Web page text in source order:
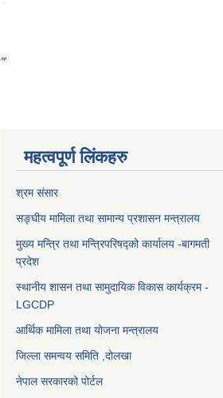
महत्वपूर्ण लिंकहरु
श्रम संसार
सङ्घीय मामिला तथा सामान्य प्रशासन मन्त्रालय
मुख्य मन्त्रि तथा मन्त्रिपरिषद्को कार्यालय -बागमती
प्रदेश
स्थानीय शासन तथा सामुदायिक विकास कार्यक्रम -
LGCDP
आर्थिक मामिला तथा योजना मन्त्रालय
जिल्ला समन्वय समिति ,दोलखा
नेपाल सरकारको पोर्टल